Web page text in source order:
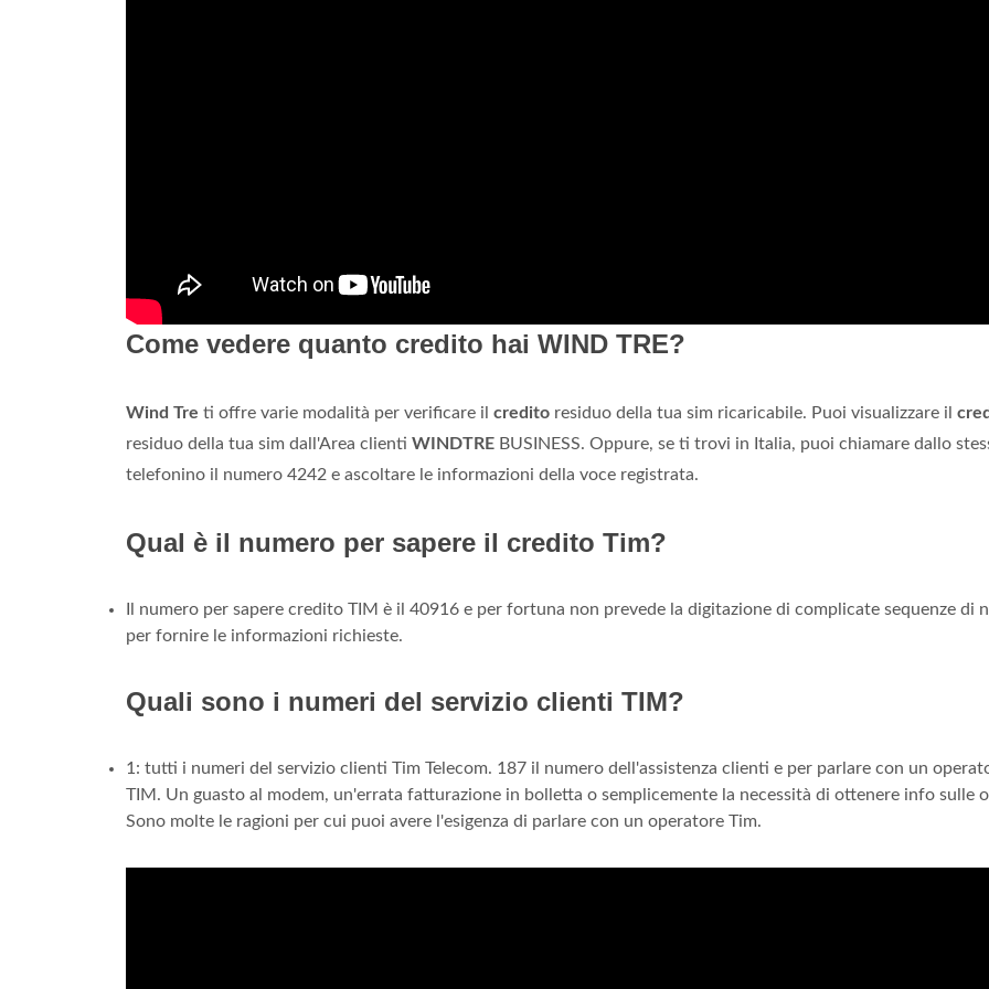
Come vedere quanto credito hai WIND TRE?
Wind Tre ti offre varie modalità per verificare il credito residuo della tua sim ricaricabile. Puoi visualizzare il
residuo della tua sim dall'Area clienti WINDTRE BUSINESS. Oppure, se ti trovi in Italia, puoi chiamare dallo
telefonino il numero 4242 e ascoltare le informazioni della voce registrata.
Qual è il numero per sapere il credito Tim?
Il numero per sapere credito TIM è il 40916 e per fortuna non prevede la digitazione di complicate sequenze di
per fornire le informazioni richieste.
Quali sono i numeri del servizio clienti TIM?
1: tutti i numeri del servizio clienti Tim Telecom. 187 il numero dell'assistenza clienti e per parlare con un
TIM. Un guasto al modem, un'errata fatturazione in bolletta o semplicemente la necessità di ottenere info sulle
Sono molte le ragioni per cui puoi avere l'esigenza di parlare con un operatore Tim.